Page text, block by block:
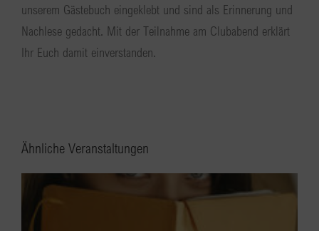
unserem Gästebuch eingeklebt und sind als Erinnerung und
Nachlese gedacht. Mit der Teilnahme am Clubabend erklärt
Ihr Euch damit einverstanden.
Ähnliche Veranstaltungen